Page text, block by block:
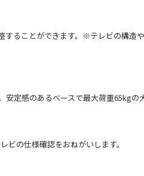
ることができます。※テレビの構造
定感のあるベースで最大荷重65kgの
の仕様確認をおねがいします。